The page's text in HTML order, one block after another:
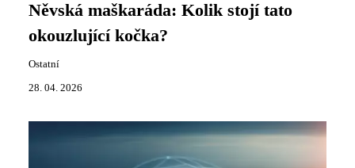
Něvská maškaráda: Kolik stojí tato
okouzlující kočka?
Ostatní
28. 04. 2026